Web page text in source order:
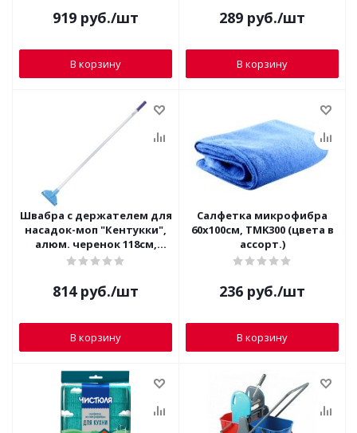
919 руб./шт
В корзину
289 руб./шт
В корзину
Швабра с держателем для
насадок-моп "Кентукки",
алюм. черенок 118см,
LAIMA PROFESSIONAL, 601507
814руб./шт
В корзину
Салфетка микрофибра
60х100см, TMK300 (цвета в
ассорт.)
236 руб./шт
В корзину